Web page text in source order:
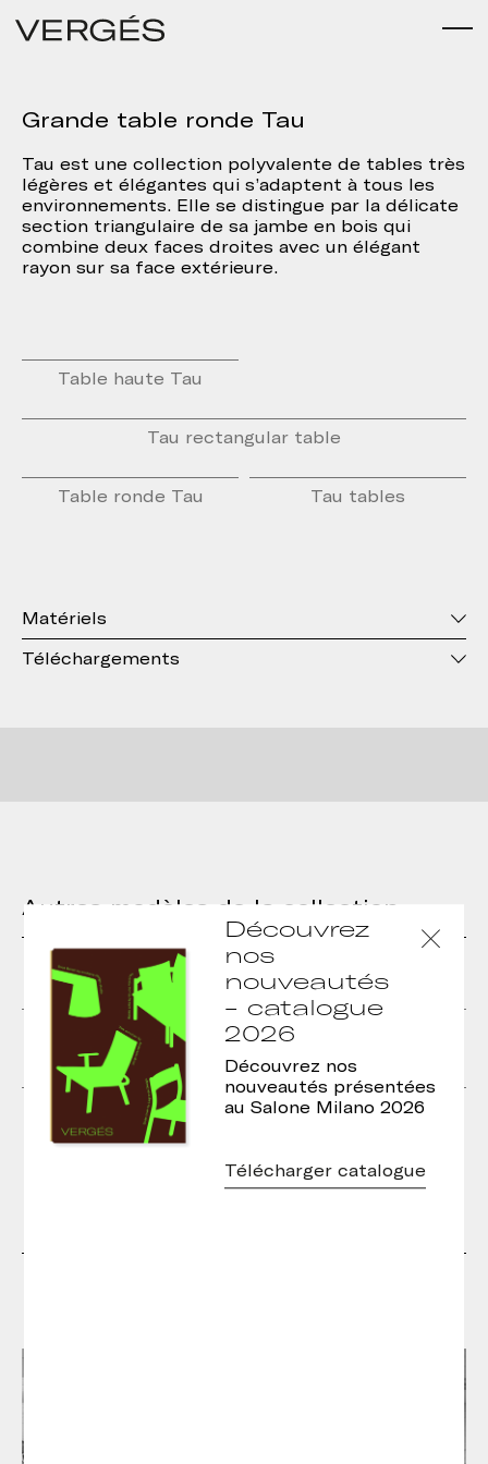
Grande table ronde Tau
Tau est une collection polyvalente de tables très
légères et élégantes qui s’adaptent à tous les
environnements. Elle se distingue par la délicate
section triangulaire de sa jambe en bois qui
combine deux faces droites avec un élégant
rayon sur sa face extérieure.
Table haute Tau
Tau rectangular table
Table ronde Tau Tau tables
Matériels
Téléchargements
Autres modèles de la collection
Table d’appoint Tau
H60
Table d’appoint Tau
Table haute Tau Tables d’appoint Tau
Découvrez
nos
nouveautés
- catalogue
2026
Découvrez nos
nouveautés présentées
au Salone Milano 2026
Télécharger catalogue